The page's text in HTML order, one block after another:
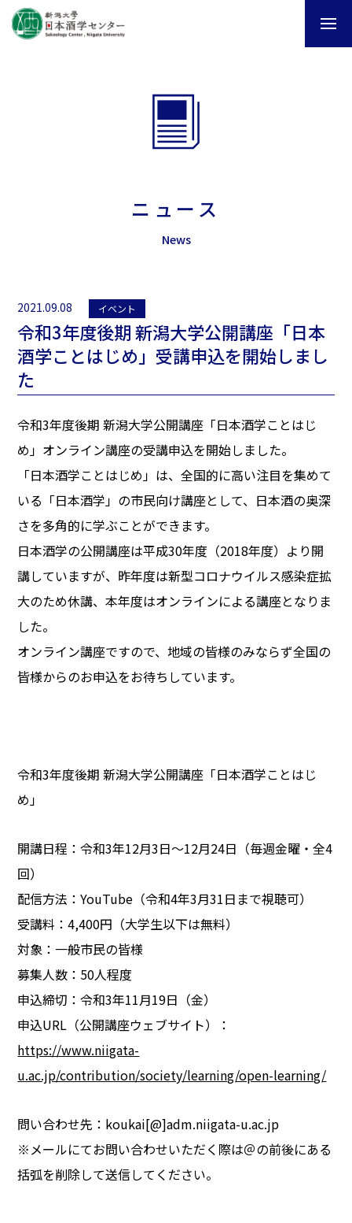
ニュース
News
2021.09.08 イベント
令和3年度後期 新潟大学公開講座「日本
酒学ことはじめ」受講申込を開始しまし
た
令和3年度後期 新潟大学公開講座「日本酒学ことはじ
め」オンライン講座の受講申込を開始しました。
「日本酒学ことはじめ」は、全国的に高い注目を集めて
いる「日本酒学」の市民向け講座として、日本酒の奥深
さを多角的に学ぶことができます。
日本酒学の公開講座は平成30年度（2018年度）より開
講していますが、昨年度は新型コロナウイルス感染症拡
大のため休講、本年度はオンラインによる講座となりま
した。
オンライン講座ですので、地域の皆様のみならず全国の
皆様からのお申込をお待ちしています。
令和3年度後期 新潟大学公開講座「日本酒学ことはじ
め」
開講日程：令和3年12月3日～12月24日（毎週金曜・全4
回）
配信方法：YouTube（令和4年3月31日まで視聴可）
受講料：4,400円（大学生以下は無料）
対象：一般市民の皆様
募集人数：50人程度
申込締切：令和3年11月19日（金）
申込URL（公開講座ウェブサイト）：
https://www.niigata-
u.ac.jp/contribution/society/learning/open-learning/
問い合わせ先：koukai[@]adm.niigata-u.ac.jp
※メールにてお問い合わせいただく際は＠の前後にある
括弧を削除して送信してください。